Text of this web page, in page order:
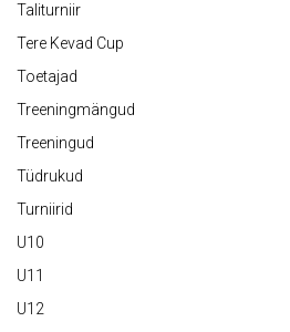
Taliturniir
Tere Kevad Cup
Toetajad
Treeningmängud
Treeningud
Tüdrukud
Turniirid
U10
U11
U12